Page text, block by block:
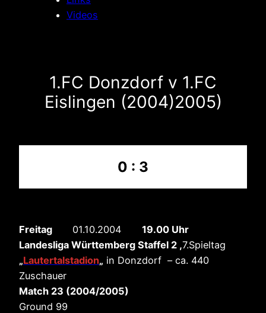
Videos
1.FC Donzdorf v 1.FC
Eislingen (2004)2005)
0 : 3
Freitag 01.10.2004 19.00 Uhr
Landesliga Württemberg Staffel 2 ,7.Spieltag
„Lautertalstadion„ in Donzdorf – ca. 440
Zuschauer
Match 23 (2004/2005)
Ground 99